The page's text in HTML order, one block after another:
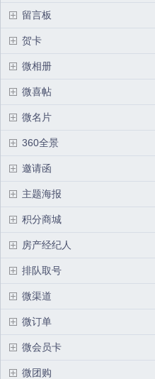
留言板
贺卡
微相册
微喜帖
微名片
360全景
邀请函
主题海报
积分商城
房产经纪人
排队取号
微渠道
微订单
微会员卡
微团购